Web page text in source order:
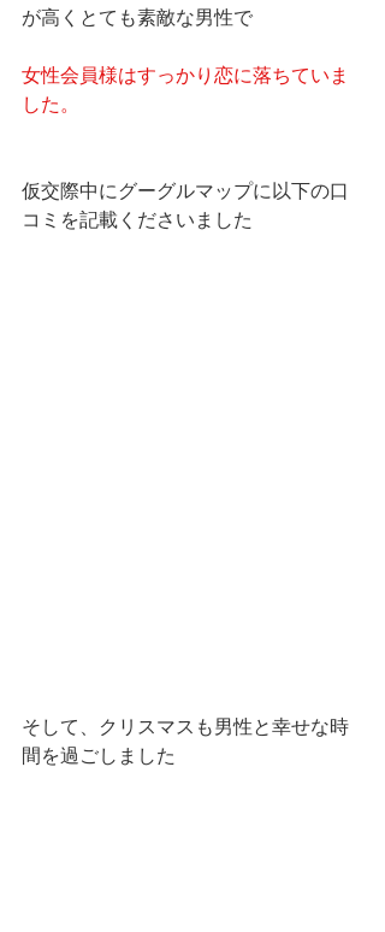
が高くとても素敵な男性で
女性会員様はすっかり恋に落ちていま
した。
仮交際中にグーグルマップに以下の口
コミを記載くださいました
そして、クリスマスも男性と幸せな時
間を過ごしました